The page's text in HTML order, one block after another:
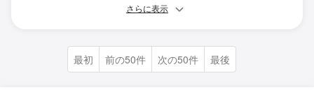
さらに表示
最初 前の50件 次の50件 最後